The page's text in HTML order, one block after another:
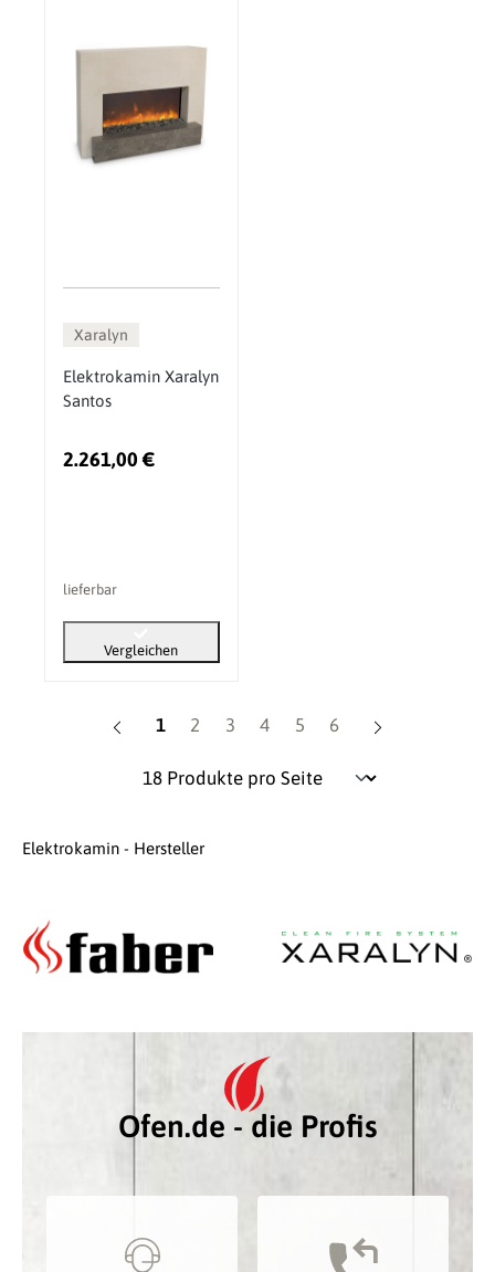
Xaralyn
Elektrokamin Xaralyn
Santos
2.261,00 €
lieferbar
Vergleichen
Seite
1 Seite
2 Seite
3 Seite
4 Seite
5 Seite
6
Elektrokamin - Hersteller
Ofen.de - die Profis